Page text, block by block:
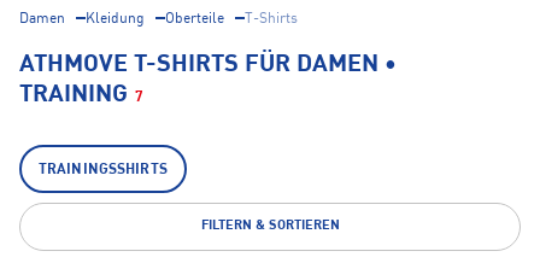
Damen Kleidung Oberteile T-Shirts
ATHMOVE T-SHIRTS FÜR DAMEN •
TRAINING 7
TRAININGSSHIRTS
FILTERN & SORTIEREN